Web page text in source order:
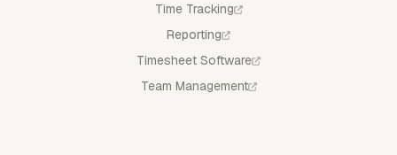
Time Tracking
Reporting
Timesheet Software
Team Management